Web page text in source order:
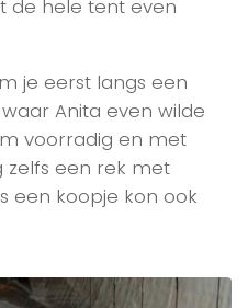
de hele tent even
je eerst langs een
Anita even wilde
voorradig en met
zelfs een rek met
een koopje kon ook